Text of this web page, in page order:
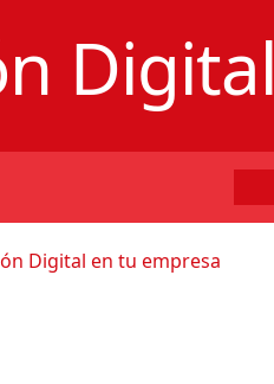
Digital
Digital en tu empresa